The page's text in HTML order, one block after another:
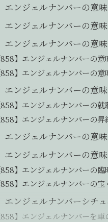
エンジェルナンバーの意
エンジェルナンバーの意
エンジェルナンバーの意
858】エンジェルナンバーの
858】エンジェルナンバーの
エンジェルナンバーの意
858】エンジェルナンバーの
858】エンジェルナンバーの
エンジェルナンバーの意
エンジェルナンバーの意
858】エンジェルナンバーの
858】エンジェルナンバーの
エンジェルナンバーシチ
858】エンジェルナンバーを